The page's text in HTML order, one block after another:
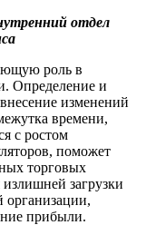
отдел
роль в
Определение и
изменений
времени,
с ростом
поможет
торговых
загрузки
организации,
прибыли.